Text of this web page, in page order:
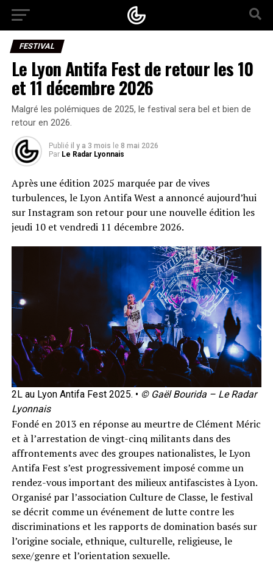
FESTIVAL
Le Lyon Antifa Fest de retour les 10
et 11 décembre 2026
Malgré les polémiques de 2025, le festival sera bel et bien de
retour en 2026.
Publié il y a 3 mois le 8 mai 2026
Par Le Radar Lyonnais
Après une édition 2025 marquée par de vives
turbulences, le Lyon Antifa West a annoncé aujourd’hui
sur Instagram son retour pour une nouvelle édition les
jeudi 10 et vendredi 11 décembre 2026.
2L au Lyon Antifa Fest 2025. • © Gaël Bourida – Le Radar
Lyonnais
Fondé en 2013 en réponse au meurtre de Clément Méric
et à l’arrestation de vingt-cinq militants dans des
affrontements avec des groupes nationalistes, le Lyon
Antifa Fest s’est progressivement imposé comme un
rendez-vous important des milieux antifascistes à Lyon.
Organisé par l’association Culture de Classe, le festival
se décrit comme un événement de lutte contre les
discriminations et les rapports de domination basés sur
l’origine sociale, ethnique, culturelle, religieuse, le
sexe/genre et l’orientation sexuelle.